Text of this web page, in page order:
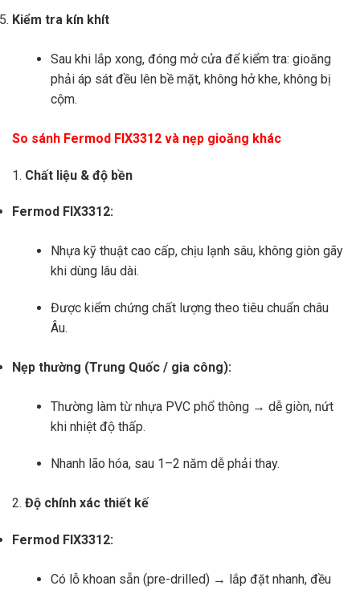
Kiểm tra kín khít
Sau khi lắp xong, đóng mở cửa để kiểm tra: gioăng
phải áp sát đều lên bề mặt, không hở khe, không bị
cộm.
So sánh Fermod FIX3312 và nẹp gioăng khác
1. Chất liệu & độ bền
Fermod FIX3312:
Nhựa kỹ thuật cao cấp, chịu lạnh sâu, không giòn gãy
khi dùng lâu dài.
Được kiểm chứng chất lượng theo tiêu chuẩn châu
Âu.
Nẹp thường (Trung Quốc / gia công):
Thường làm từ nhựa PVC phổ thông → dễ giòn, nứt
khi nhiệt độ thấp.
Nhanh lão hóa, sau 1–2 năm dễ phải thay.
2. Độ chính xác thiết kế
Fermod FIX3312:
Có lỗ khoan sẵn (pre-drilled) → lắp đặt nhanh, đều